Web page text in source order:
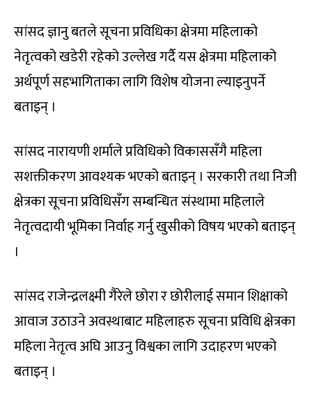
सांसद ज्ञानु बतले सूचना प्रविधिका क्षेत्रमा महिलाको
नेतृत्वको खडेरी रहेको उल्लेख गर्दै यस क्षेत्रमा महिलाको
अर्थपूर्ण सहभागिताका लागि विशेष योजना ल्याइनुपर्ने
बताइन् ।
सांसद नारायणी शर्माले प्रविधिको विकाससँगै महिला
सशक्तीकरण आवश्यक भएको बताइन् । सरकारी तथा निजी
क्षेत्रका सूचना प्रविधिसँग सम्बन्धित संस्थामा महिलाले
नेतृत्वदायी भूमिका निर्वाह गर्नु खुसीको विषय भएको बताइन्
।
सांसद राजेन्द्रलक्ष्मी गैरेले छोरा र छोरीलाई समान शिक्षाको
आवाज उठाउने अवस्थाबाट महिलाहरु सूचना प्रविधि क्षेत्रका
महिला नेतृत्व अघि आउनु विश्वका लागि उदाहरण भएको
बताइन् ।